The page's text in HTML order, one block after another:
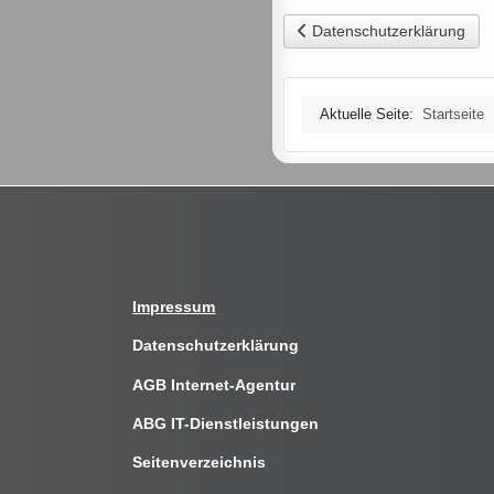
Vorheriger Beitrag:
Datenschutz­erklärung
Aktuelle Seite: Startseite
Impressum
Datenschutzerklärung
AGB Internet-Agentur
ABG IT-Dienstleistungen
Seitenverzeichnis